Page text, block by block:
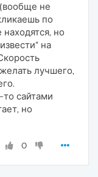
не
по
но
на
лучшего,
сайтами
но
0